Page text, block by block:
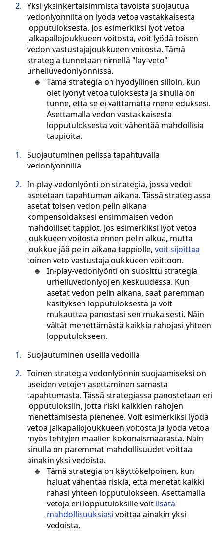
Yksi yksinkertaisimmista tavoista suojautua
vedonlyönniltä on lyödä vetoa vastakkaisesta
lopputuloksesta. Jos esimerkiksi lyöt vetoa
jalkapallojoukkueen voitosta, voit lyödä toisen
vedon vastustajajoukkueen voitosta. Tämä
strategia tunnetaan nimellä "lay-veto"
urheiluvedonlyönnissä.
Tämä strategia on hyödyllinen silloin, kun
olet lyönyt vetoa tuloksesta ja sinulla on
tunne, että se ei välttämättä mene eduksesi.
Asettamalla vedon vastakkaisesta
lopputuloksesta voit vähentää mahdollisia
tappioita.
Suojautuminen pelissä tapahtuvalla
vedonlyönnillä
In-play-vedonlyönti on strategia, jossa vedot
asetetaan tapahtuman aikana. Tässä strategiassa
asetat toisen vedon pelin aikana
kompensoidaksesi ensimmäisen vedon
mahdolliset tappiot. Jos esimerkiksi lyöt vetoa
joukkueen voitosta ennen pelin alkua, mutta
joukkue jää pelin aikana tappiolle, voit sijoittaa
toinen veto vastustajajoukkueen voittoon.
In-play-vedonlyönti on suosittu strategia
urheiluvedonlyöjien keskuudessa. Kun
asetat vedon pelin aikana, saat paremman
käsityksen lopputuloksesta ja voit
mukauttaa panostasi sen mukaisesti. Näin
vältät menettämästä kaikkia rahojasi yhteen
lopputulokseen.
Suojautuminen useilla vedoilla
Toinen strategia vedonlyönnin suojaamiseksi on
useiden vetojen asettaminen samasta
tapahtumasta. Tässä strategiassa panostetaan eri
lopputuloksiin, jotta riski kaikkien rahojen
menettämisestä pienenee. Voit esimerkiksi lyödä
vetoa jalkapallojoukkueen voitosta ja lyödä vetoa
myös tehtyjen maalien kokonaismäärästä. Näin
sinulla on paremmat mahdollisuudet voittaa
ainakin yksi vedoista.
Tämä strategia on käyttökelpoinen, kun
haluat vähentää riskiä, että menetät kaikki
rahasi yhteen lopputulokseen. Asettamalla
vetoja eri lopputuloksille voit lisätä
mahdollisuuksiasi voittaa ainakin yksi
vedoista.